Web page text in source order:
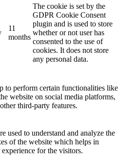
11
months
The cookie is set by the
GDPR Cookie Consent
plugin and is used to store
whether or not user has
consented to the use of
cookies. It does not store
any personal data.
to perform certain functionalities like
website on social media platforms,
third-party features.
used to understand and analyze the
of the website which helps in
for the visitors.